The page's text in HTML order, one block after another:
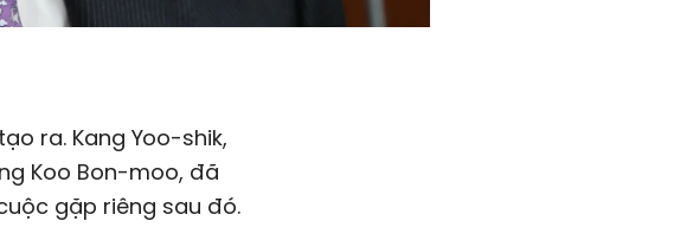
ra. Kang Yoo-shik,
Koo Bon-moo, đã
gặp riêng sau đó.